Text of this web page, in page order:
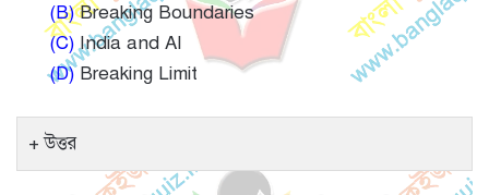
(B)Breaking Boundaries
(C)India and AI
(D)Breaking Limit
উত্তর